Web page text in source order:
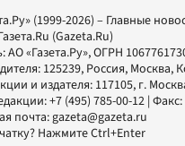
(1999-2026) – Главные
(Gazeta.Ru)
АО «Газета.Ру», ОГРН
125239, Россия, Москва,
и издателя: 117105, г.
+7 (495) 785-00-12 | Факс:
почта:gazeta@gazeta.ru
Нажмите Ctrl+Enter